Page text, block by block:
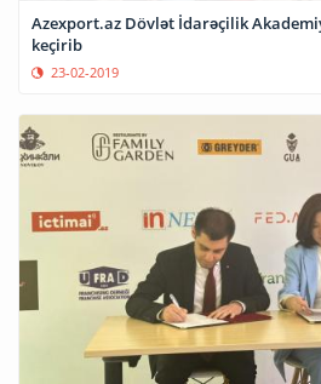
Azexport.az Dövlət İdarəçilik
keçirib
23-02-2019